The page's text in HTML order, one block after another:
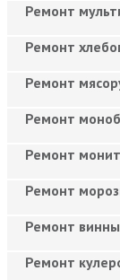
Ремонт
Ремонт
Ремонт
Ремонт
Ремонт
Ремонт
Ремонт
Ремонт